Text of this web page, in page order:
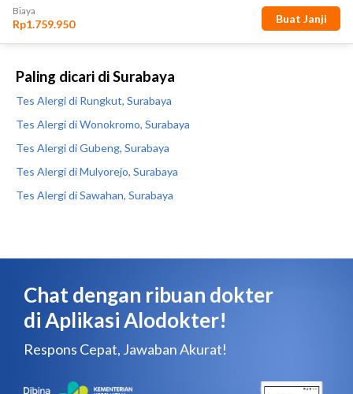
Paling dicari di Surabaya
Tes Alergi di Rungkut, Surabaya
Tes Alergi di Wonokromo, Surabaya
Tes Alergi di Gubeng, Surabaya
Tes Alergi di Mulyorejo, Surabaya
Tes Alergi di Sawahan, Surabaya